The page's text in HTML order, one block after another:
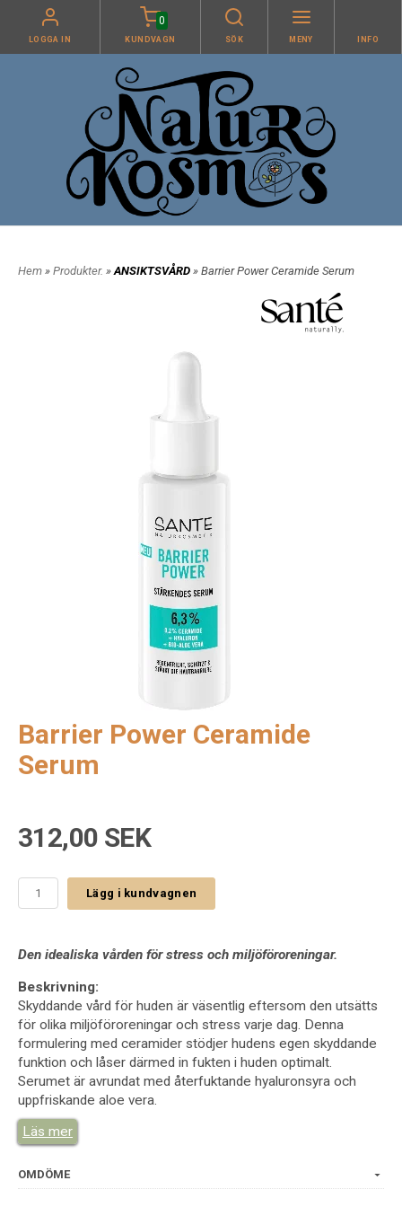
LOGGA IN
0
KUNDVAGN SÖK MENY INFO
Hem » Produkter. » ANSIKTSVÅRD » Barrier Power Ceramide Serum
Barrier Power Ceramide
Serum
312,00 SEK
Lägg i kundvagnen
Den idealiska vården för stress och miljöföroreningar.
Beskrivning:
Skyddande vård för huden är väsentlig eftersom den utsätts
för olika miljöföroreningar och stress varje dag. Denna
formulering med ceramider stödjer hudens egen skyddande
funktion och låser därmed in fukten i huden optimalt.
Serumet är avrundat med återfuktande hyaluronsyra och
uppfriskande aloe vera.
Mängd:
30 ml
Egenskaper & fördelar:
Läs mer
OMDÖME